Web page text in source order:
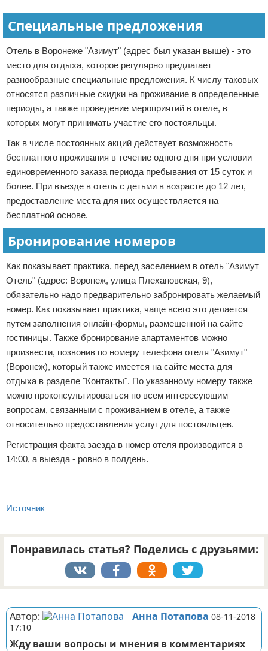
Специальные предложения
Отель в Воронеже "Азимут" (адрес был указан выше) - это
место для отдыха, которое регулярно предлагает
разнообразные специальные предложения. К числу таковых
относятся различные скидки на проживание в определенные
периоды, а также проведение мероприятий в отеле, в
которых могут принимать участие его постояльцы.
Так в числе постоянных акций действует возможность
бесплатного проживания в течение одного дня при условии
единовременного заказа периода пребывания от 15 суток и
более. При въезде в отель с детьми в возрасте до 12 лет,
предоставление места для них осуществляется на
бесплатной основе.
Бронирование номеров
Как показывает практика, перед заселением в отель "Азимут
Отель" (адрес: Воронеж, улица Плехановская, 9),
обязательно надо предварительно забронировать желаемый
номер. Как показывает практика, чаще всего это делается
путем заполнения онлайн-формы, размещенной на сайте
гостиницы. Также бронирование апартаментов можно
произвести, позвонив по номеру телефона отеля "Азимут"
(Воронеж), который также имеется на сайте места для
отдыха в разделе "Контакты". По указанному номеру также
можно проконсультироваться по всем интересующим
вопросам, связанным с проживанием в отеле, а также
относительно предоставления услуг для постояльцев.
Регистрация факта заезда в номер отеля производится в
14:00, а выезда - ровно в полдень.
Источник
Понравилась статья? Поделись с друзьями:
Автор: Анна Потапова 08-11-2018
17:10
Жду ваши вопросы и мнения в комментариях